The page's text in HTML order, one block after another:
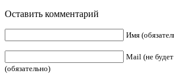
Оставить комментарий
Имя
Mail (не
(обязательно)